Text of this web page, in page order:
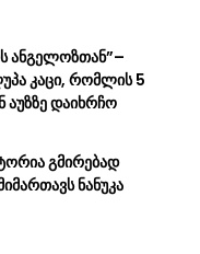
ანგელოზთან”–
კაცი, რომლის 5
აუზზე დაიხრჩო
გმირებად
ნანუკა